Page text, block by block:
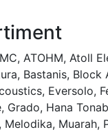
, ATOHM, Atoll
, Bastanis, Block
, Eversolo,
, Grado, Hana
Melodika, Muarah,